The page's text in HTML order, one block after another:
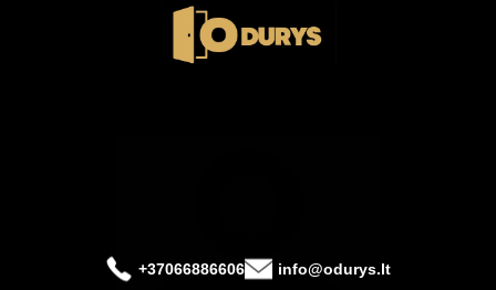
+37066886606 info@odurys.lt